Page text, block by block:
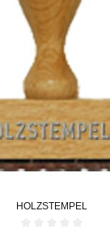
HOLZSTEMPEL